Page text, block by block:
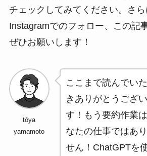
チェックしてみてください。さ
Instagramでのフォロー、この記
ぜひお願いします！
tōya
yamamoto
ここまで読んでい
きありがとうござ
す！もう要約作業
なたの仕事ではあ
せん！ChatGPTを